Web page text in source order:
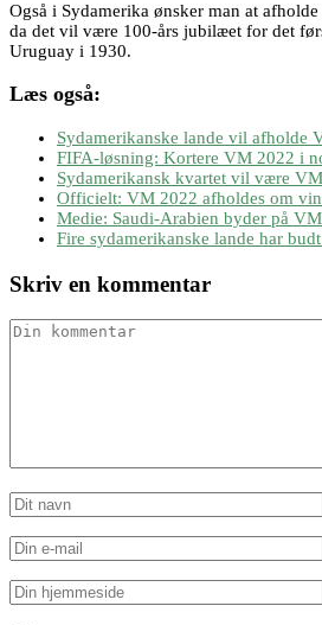
Også i Sydamerika ønsker man at
da det vil være 100-års jubilæet for det
Uruguay i 1930.
Læs også:
Sydamerikanske lande vil afholde
FIFA-løsning: Kortere VM 2022 i
Sydamerikansk kvartet vil være
Officielt: VM 2022 afholdes om
Medie: Saudi-Arabien byder på
Fire sydamerikanske lande har
Skriv en kommentar